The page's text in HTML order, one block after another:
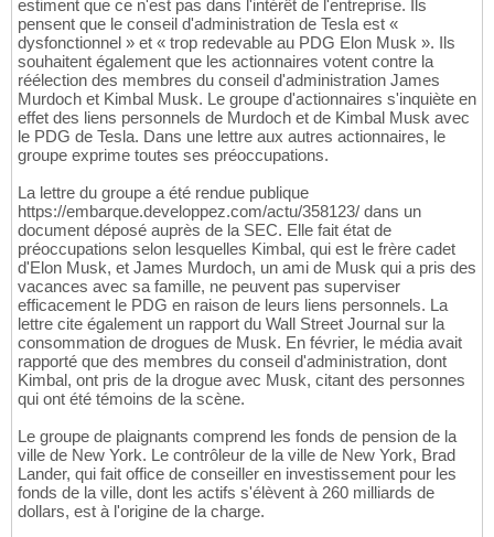
estiment que ce n'est pas dans l'intérêt de l'entreprise. Ils
pensent que le conseil d'administration de Tesla est «
dysfonctionnel » et « trop redevable au PDG Elon Musk ». Ils
souhaitent également que les actionnaires votent contre la
réélection des membres du conseil d'administration James
Murdoch et Kimbal Musk. Le groupe d'actionnaires s'inquiète en
effet des liens personnels de Murdoch et de Kimbal Musk avec
le PDG de Tesla. Dans une lettre aux autres actionnaires, le
groupe exprime toutes ses préoccupations.
La lettre du groupe a été rendue publique
https://embarque.developpez.com/actu/358123/ dans un
document déposé auprès de la SEC. Elle fait état de
préoccupations selon lesquelles Kimbal, qui est le frère cadet
d'Elon Musk, et James Murdoch, un ami de Musk qui a pris des
vacances avec sa famille, ne peuvent pas superviser
efficacement le PDG en raison de leurs liens personnels. La
lettre cite également un rapport du Wall Street Journal sur la
consommation de drogues de Musk. En février, le média avait
rapporté que des membres du conseil d'administration, dont
Kimbal, ont pris de la drogue avec Musk, citant des personnes
qui ont été témoins de la scène.
Le groupe de plaignants comprend les fonds de pension de la
ville de New York. Le contrôleur de la ville de New York, Brad
Lander, qui fait office de conseiller en investissement pour les
fonds de la ville, dont les actifs s'élèvent à 260 milliards de
dollars, est à l'origine de la charge.